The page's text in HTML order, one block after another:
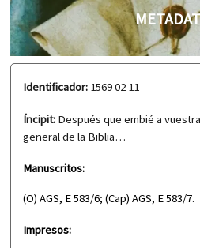
Identificador: 1569 02 11
Íncipit: Después que embié a
general de la Biblia…
Manuscritos:
(O) AGS, E 583/6; (Cap) AGS, E 583/7.
Impresos: